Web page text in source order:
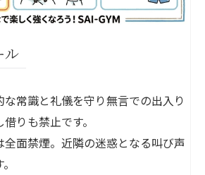
ル
常識と礼儀を守り無言での出入り
りも禁止です。
面禁煙。近隣の迷惑となる叫び声